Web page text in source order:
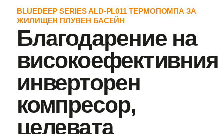
BLUEDEEP SERIES ALD-PL011 ТЕРМОПОМПА ЗА
ЖИЛИЩЕН ПЛУВЕН БАСЕЙН
Благодарение на
високоефективния
инверторен
компресор,
целевата